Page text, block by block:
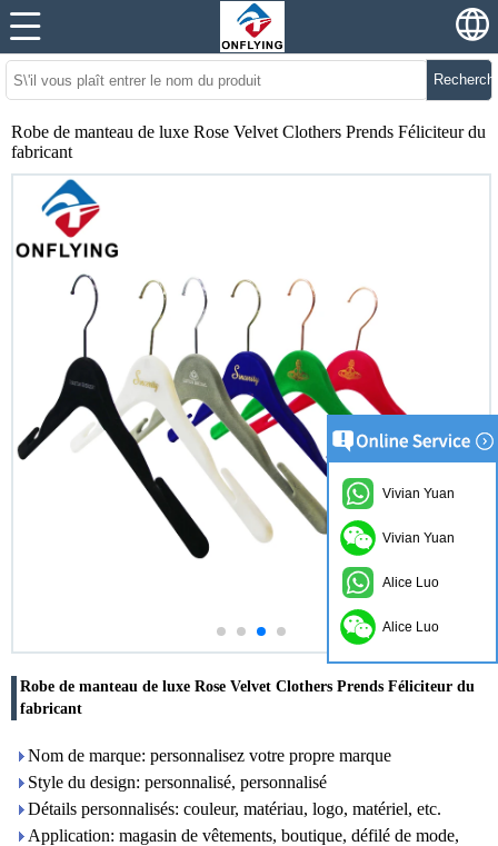
Robe de manteau de luxe Rose Velvet Clothers Prends Féliciteur du
fabricant
Robe de manteau de luxe Rose Velvet Clothers Prends Féliciteur du
fabricant
Nom de marque: personnalisez votre propre marque
Style du design: personnalisé, personnalisé
Détails personnalisés: couleur, matériau, logo, matériel, etc.
Application: magasin de vêtements, boutique, défilé de mode,
Vivian Yuan
Vivian Yuan
Alice Luo
Alice Luo